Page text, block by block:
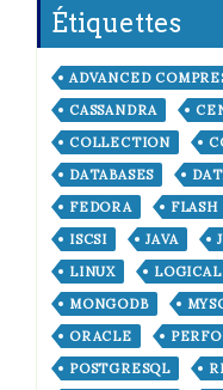
Étiquettes
ADVANCED
CASSANDRA
COLLECTION
DATABASES
FEDORA
FLASH
ISCSI
JAVA
LINUX
MONGODB
ORACLE
POSTGRESQL